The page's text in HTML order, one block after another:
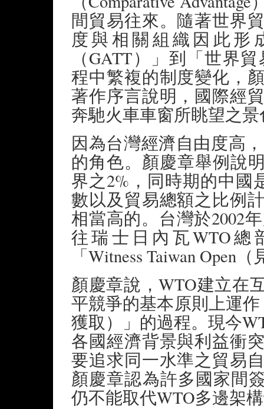
間貿易往來。隨著世界
度與相關組織因此形
（GATT）」到「世界
程中繁複的制度變化，
著作序言說明，國際經
奔馳火車車窗所眺望之
因為台灣經濟自由度高
的角色。顏慶章舉例說
界之2%，同時期的中國
數以及貿易總額之比例
相當高的。台灣於2002
往瑞士日內瓦WTO
「Witness Taiwan Open
顏慶章說，WTO建立在
平競爭的基本原則上運作
獲取）」的過程。現今
各國經濟背景與利益衝
要追求同一水準之貿易
顏慶章認為許多國家間
仍不能取代WTO多邊架